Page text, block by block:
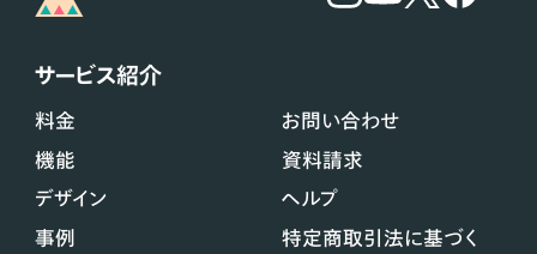
サービス紹介
料金
機能
デザイン
事例
お問い合わせ
資料請求
ヘルプ
特定商取引法に基づく